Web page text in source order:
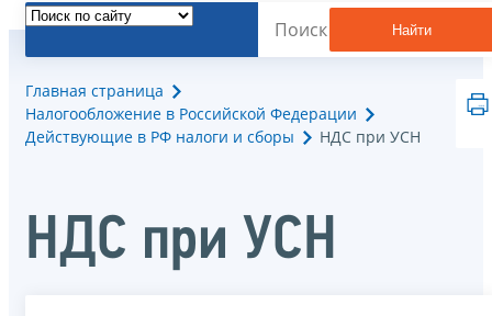
Найти
Главная страница
Налогообложение в Российской Федерации
Действующие в РФ налоги и сборы
НДС при УСН
НДС при УСН